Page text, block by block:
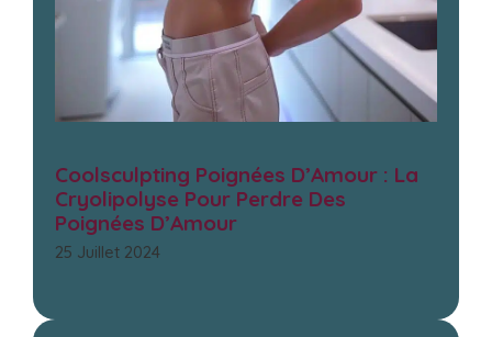
Coolsculpting Poignées D’Amour : La
Cryolipolyse Pour Perdre Des
Poignées D’Amour
25 Juillet 2024